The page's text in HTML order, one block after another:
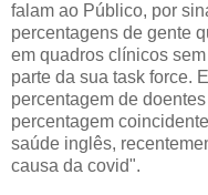
falam ao Público, por
percentagens de gente
em quadros clínicos
parte da sua task force.
percentagem de
percentagem
saúde inglês,
causa da covid".